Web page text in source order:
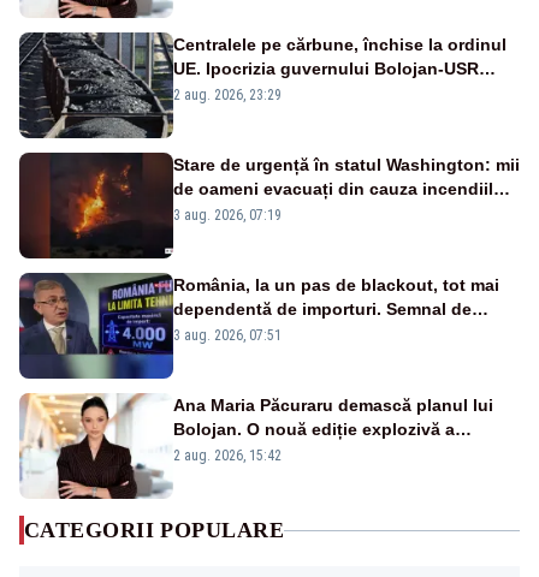
Centralele pe cărbune, închise la ordinul
UE. Ipocrizia guvernului Bolojan-USR
după starea de alertă
2 aug. 2026, 23:29
Stare de urgență în statul Washington: mii
de oameni evacuați din cauza incendiilor
puternice de vegetație
3 aug. 2026, 07:19
România, la un pas de blackout, tot mai
dependentă de importuri. Semnal de
alarmă tras de un expert în energie
3 aug. 2026, 07:51
Ana Maria Păcuraru demască planul lui
Bolojan. O nouă ediție explozivă a
emisiunii „Miza Zilei” la Realitatea PLUS
2 aug. 2026, 15:42
CATEGORII POPULARE